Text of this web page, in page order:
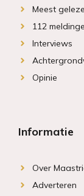
Meest
112
Interviews
Opinie
Informatie
Over
Adverteren